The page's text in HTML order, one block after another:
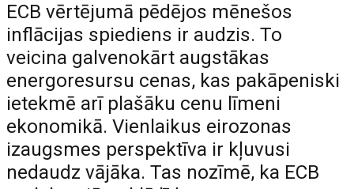
ECB vērtējumā pēdējos mēnešos
inflācijas spiediens ir audzis. To
veicina galvenokārt augstākas
energoresursu cenas, kas pakāpeniski
ietekmē arī plašāku cenu līmeni
ekonomikā. Vienlaikus eirozonas
izaugsmes perspektīva ir kļuvusi
nedaudz vājāka. Tas nozīmē, ka ECB